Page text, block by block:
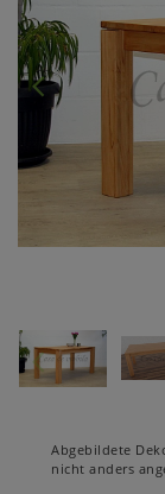
Abgebildete
nicht anders